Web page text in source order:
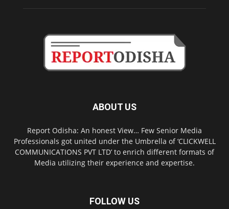
ABOUT US
Report Odisha: An honest View… Few Senior Media
Professionals got united under the Umbrella of ‘CLICKWELL
COMMUNICATIONS PVT LTD’ to enrich different formats of
Media utilizing their experience and expertise.
FOLLOW US